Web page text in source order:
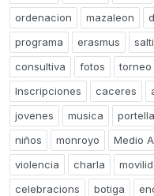
ordenacion
mazaleon
programa
erasmus
consultiva
fotos torneo
Inscripciones
caceres
jovenes
musica
niños
monroyo Medio
violencia
charla
celebracions
botiga